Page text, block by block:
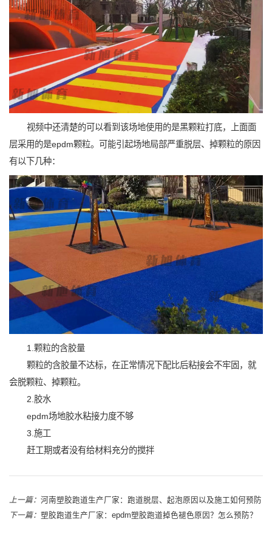
视频中还清楚的可以看到该场地使用的是黑颗粒打底，上面面
层采用的是epdm颗粒。可能引起场地局部严重脱层、掉颗粒的原因
有以下几种：
1.颗粒的含胶量
颗粒的含胶量不达标，在正常情况下配比后粘接会不牢固，就
会脱颗粒、掉颗粒。
2.胶水
epdm场地胶水粘接力度不够
3.施工
赶工期或者没有给材料充分的搅拌
上一篇： 河南塑胶跑道生产厂家：跑道脱层、起泡原因以及施工如何预防
下一篇： 塑胶跑道生产厂家：epdm塑胶跑道掉色褪色原因？怎么预防？